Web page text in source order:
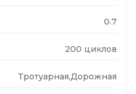
0.7
200 циклов
Тротуарная,Дорожная